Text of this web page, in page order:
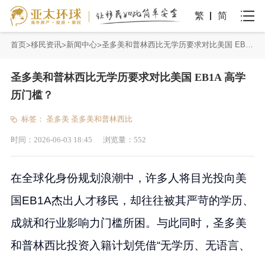
繁 简
首页 移民资讯 新闻中心 圣多美和普林西比无学历要求对比美国 EB1A 高学历门槛？
圣多美和普林西比无学历要求对比美国 EB1A 高学
历门槛？
标签： 圣多美 圣多美和普林西比
时间： 2026-06-03 18:45 浏览量： 552
在全球化身份规划浪潮中，许多人将目光投向美
国EB1A杰出人才移民，却往往被其严苛的学历、
成就和行业影响力门槛所困。与此同时，圣多美
和普林西比投资入籍计划凭借“无学历、无语言、